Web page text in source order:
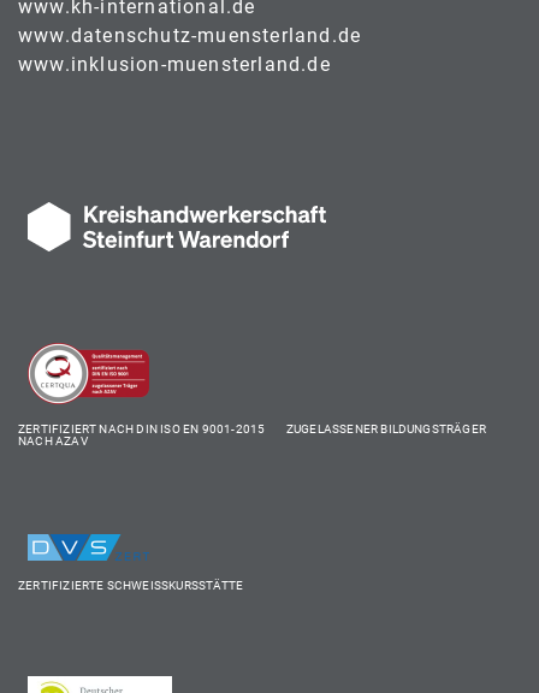
www.kh-international.de
www.datenschutz-muensterland.de
www.inklusion-muensterland.de
ZERTIFIZIERT NACH DIN ISO EN 9001-2015 ZUGELASSENER BILDUNGSTRÄGER
NACH AZAV
ZERTIFIZIERTE SCHWEISSKURSSTÄTTE